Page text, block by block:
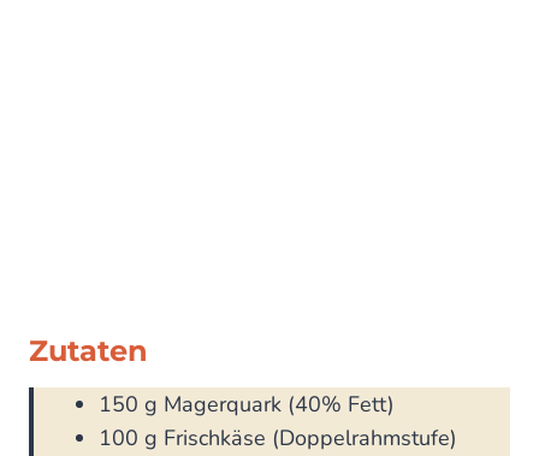
Zutaten
150 g Magerquark (40% Fett)
100 g Frischkäse (Doppelrahmstufe)